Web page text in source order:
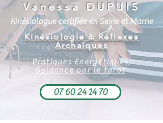
Vanessa DUPUIS
Kinésiologue certifiée en Seine et Marne
Kinésiologie& Réflexes
Archaïques
Pratiques Energétiques,
Guidance par le tarot
07 60 24 14 70